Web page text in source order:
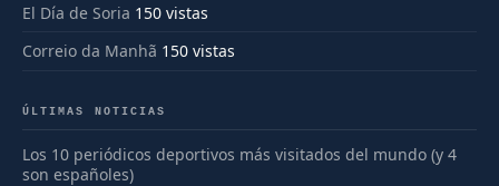
El Día de Soria 150 vistas
Correio da Manhã 150 vistas
ÚLTIMAS NOTICIAS
Los 10 periódicos deportivos más visitados del mundo (y 4
son españoles)